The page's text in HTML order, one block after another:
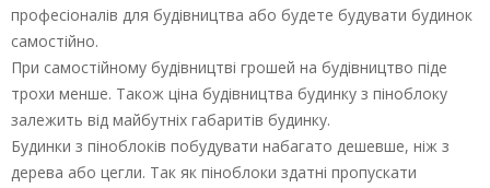
професіоналів для будівництва або будете будувати будинок
самостійно.
При самостійному будівництві грошей на будівництво піде
трохи менше. Також ціна будівництва будинку з піноблоку
залежить від майбутніх габаритів будинку.
Будинки з піноблоків побудувати набагато дешевше, ніж з
дерева або цегли. Так як піноблоки здатні пропускати